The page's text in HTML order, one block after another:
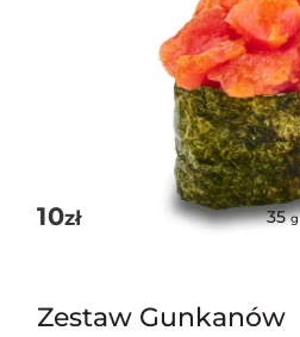
10zł 35g
Zestaw Gunkanów